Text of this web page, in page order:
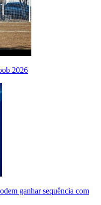
2026
ganhar sequência com